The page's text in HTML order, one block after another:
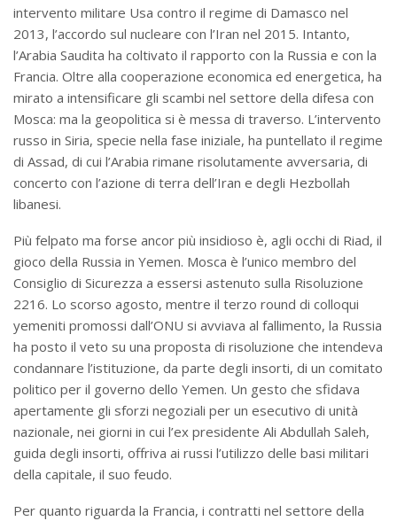
intervento militare Usa contro il regime di Damasco nel
2013, l’accordo sul nucleare con l’Iran nel 2015. Intanto,
l’Arabia Saudita ha coltivato il rapporto con la Russia e con la
Francia. Oltre alla cooperazione economica ed energetica, ha
mirato a intensificare gli scambi nel settore della difesa con
Mosca: ma la geopolitica si è messa di traverso. L’intervento
russo in Siria, specie nella fase iniziale, ha puntellato il regime
di Assad, di cui l’Arabia rimane risolutamente avversaria, di
concerto con l’azione di terra dell’Iran e degli Hezbollah
libanesi.
Più felpato ma forse ancor più insidioso è, agli occhi di Riad, il
gioco della Russia in Yemen. Mosca è l’unico membro del
Consiglio di Sicurezza a essersi astenuto sulla Risoluzione
2216. Lo scorso agosto, mentre il terzo round di colloqui
yemeniti promossi dall’ONU si avviava al fallimento, la Russia
ha posto il veto su una proposta di risoluzione che intendeva
condannare l’istituzione, da parte degli insorti, di un comitato
politico per il governo dello Yemen. Un gesto che sfidava
apertamente gli sforzi negoziali per un esecutivo di unità
nazionale, nei giorni in cui l’ex presidente Ali Abdullah Saleh,
guida degli insorti, offriva ai russi l’utilizzo delle basi militari
della capitale, il suo feudo.
Per quanto riguarda la Francia, i contratti nel settore della